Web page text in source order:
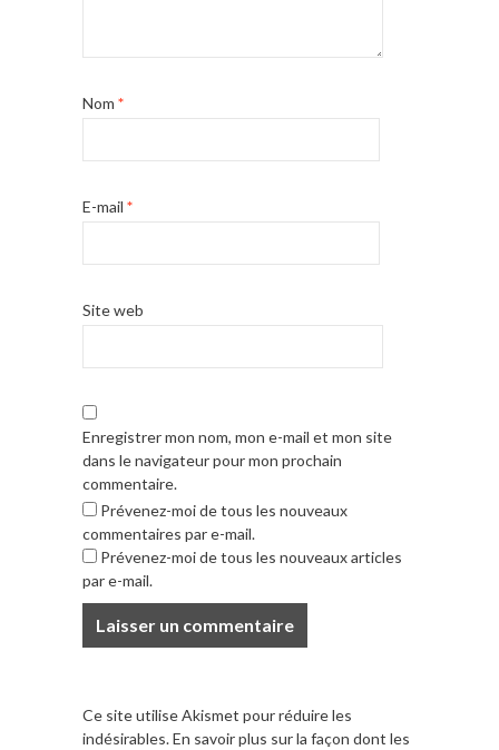
Nom *
E-mail *
Site web
Enregistrer mon nom, mon e-mail et mon site
dans le navigateur pour mon prochain
commentaire.
Prévenez-moi de tous les nouveaux
commentaires par e-mail.
Prévenez-moi de tous les nouveaux articles
par e-mail.
Ce site utilise Akismet pour réduire les
indésirables.En savoir plus sur la façon dont les